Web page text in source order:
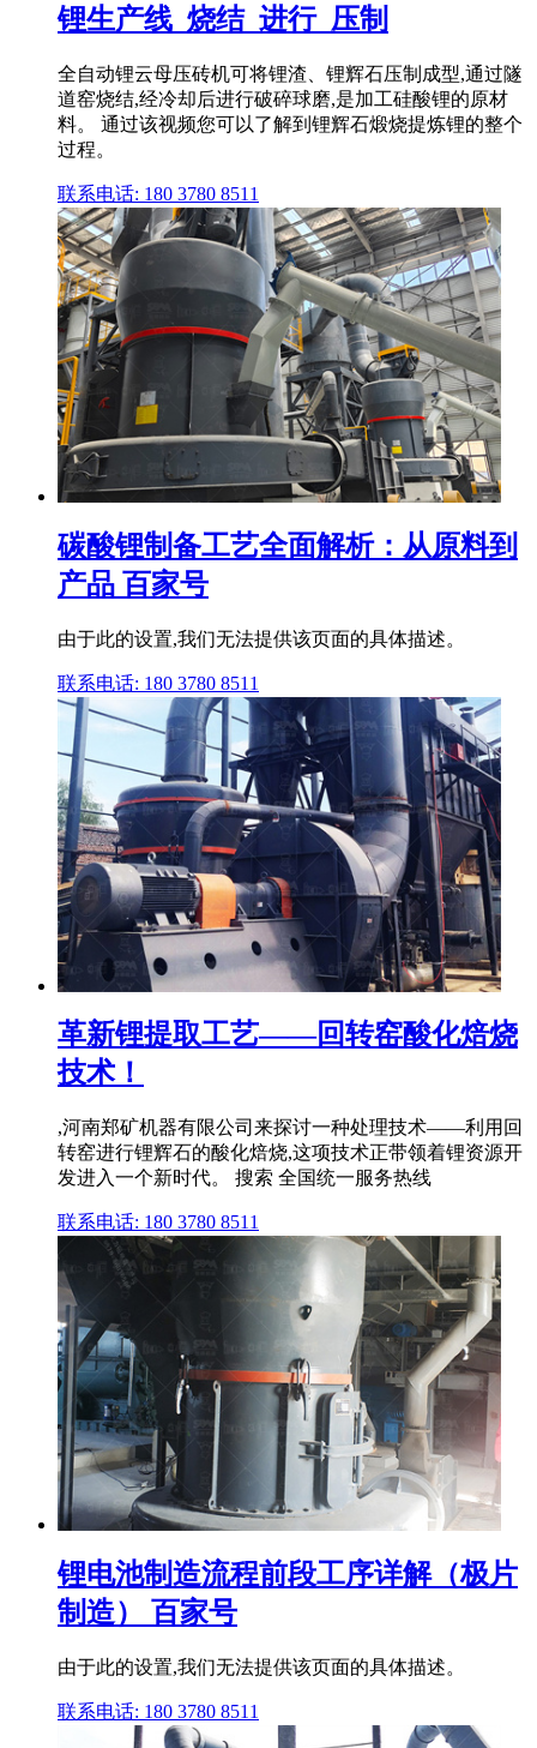
锂生产线_烧结_进行_压制
全自动锂云母压砖机可将锂渣、锂辉石压制成型,通过隧
道窑烧结,经冷却后进行破碎球磨,是加工硅酸锂的原材
料。 通过该视频您可以了解到锂辉石煅烧提炼锂的整个
过程。
联系电话: 180 3780 8511
碳酸锂制备工艺全面解析：从原料到
产品 百家号
由于此的设置,我们无法提供该页面的具体描述。
联系电话: 180 3780 8511
革新锂提取工艺——回转窑酸化焙烧
技术！
,河南郑矿机器有限公司来探讨一种处理技术——利用回
转窑进行锂辉石的酸化焙烧,这项技术正带领着锂资源开
发进入一个新时代。 搜索 全国统一服务热线
联系电话: 180 3780 8511
锂电池制造流程前段工序详解（极片
制造） 百家号
由于此的设置,我们无法提供该页面的具体描述。
联系电话: 180 3780 8511